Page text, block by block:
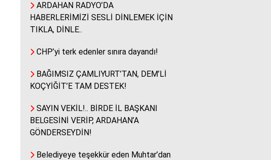
Sinan KARAÇAY
CHP NE YAPMALI?
Murat Akkuş
NEWROZ
HUKUKÇU GÖZÜYLE
Aç ile Taç Arasında:
İSLAM DÜNYASININ
ARDAHAN RADYO’DA
HABERLERİMİZİ SESLİ DİNLEMEK İÇİN
TIKLA, DİNLE..
CHP’yi terk edenler sınıra dayandı!
BAĞIMSIZ ÇAMLIYURT’TAN, DEM’Lİ
KOÇYİĞİT’E TAM DESTEK!
SAYIN VEKİL!.. BİRDE İL BAŞKANI
BELGESİNİ VERİP, ARDAHAN’A
GÖNDERSEYDİN!
Belediyeye teşekkür eden Muhtar’dan